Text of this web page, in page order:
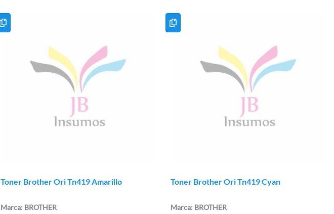
Toner Brother Ori Tn419 Amarillo
BROTHER
Toner Brother Ori Tn419 Cyan
BROTHER